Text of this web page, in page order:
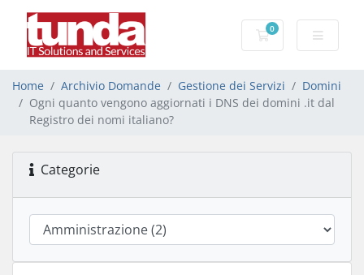
0
Carrello
Home Archivio Domande Gestione dei Servizi
Domini
Ogni quanto vengono aggiornati i DNS dei domini .it dal
Registro dei nomi italiano?
Categorie